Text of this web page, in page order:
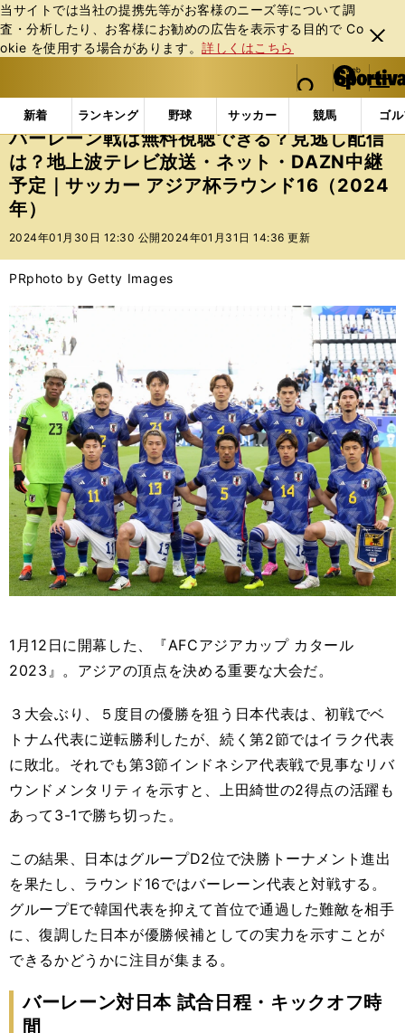
当サイトでは当社の提携先等がお客様のニーズ等について調
査・分析したり、お客様にお勧めの広告を表⽰する⽬的で Co
okie を使⽤する場合があります。詳しくはこちら
閉じ
る
web Sportiva (webスポルティーバ)
検索
マイペ
ー
ジ
メニュ
新着 ランキング 野球 サッカー 競馬 ゴ
b
ス
ポ
ル
テ
ィ
ー
バ
インフォメーション ニュース バーレーン戦は無料
バーレーン戦は無料視聴できる？見逃し配信
は？地上波テレビ放送・ネット・DAZN中継
予定｜サッカー アジア杯ラウンド16（2024
年）
2024年01月30日 12:30 公開 2024年01月31日 14:36 更新
PRphoto by Getty Images
1月12日に開幕した、『AFCアジアカップ カタール
2023』。アジアの頂点を決める重要な大会だ。
３大会ぶり、５度目の優勝を狙う日本代表は、初戦でベ
トナム代表に逆転勝利したが、続く第2節ではイラク代表
に敗北。それでも第3節インドネシア代表戦で見事なリバ
ウンドメンタリティを示すと、上田綺世の2得点の活躍も
あって3-1で勝ち切った。
この結果、日本はグループD2位で決勝トーナメント進出
を果たし、ラウンド16ではバーレーン代表と対戦する。
グループEで韓国代表を抑えて首位で通過した難敵を相手
に、復調した日本が優勝候補としての実力を示すことが
できるかどうかに注目が集まる。
バーレーン対日本 試合日程・キックオフ時
間